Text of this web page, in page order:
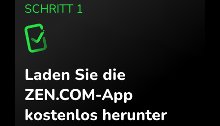
SCHRITT 1
Laden Sie die
ZEN.COM-App
kostenlos herunter